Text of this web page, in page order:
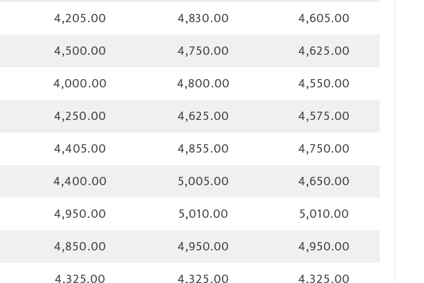
4,205.00 4,830.00
4,605.00
4,500.00 4,750.00
4,625.00
4,000.00 4,800.00
4,550.00
4,250.00 4,625.00
4,575.00
4,405.00 4,855.00
4,750.00
4,400.00 5,005.00
4,650.00
4,950.00 5,010.00
5,010.00
4,850.00 4,950.00
4,950.00